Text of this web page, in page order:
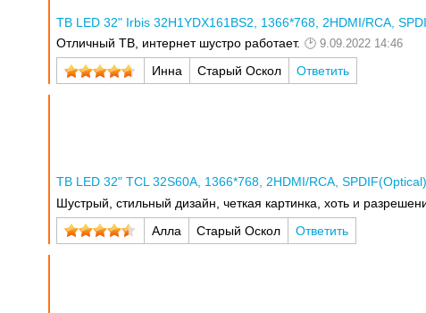
ТВ LED 32" Irbis 32H1YDX161BS2, 1366*768, 2HDMI/RCA,
Отличный ТВ, интернет шустро работает.
9.09.2022 14:46
Инна Старый Оскол Ответить
ТВ LED 32" TCL 32S60A, 1366*768, 2HDMI/RCA,
Шустрый, стильный дизайн, четкая картинка, хоть и
Алла Старый Оскол Ответить